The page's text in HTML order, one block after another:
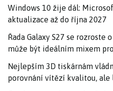
Windows 10 žije dál:
aktualizace až do října 2027
Řada Galaxy S27 se
může být ideálním mixem
Nejlepším 3D tiskárnám
porovnání vítězí kvalitou, ale